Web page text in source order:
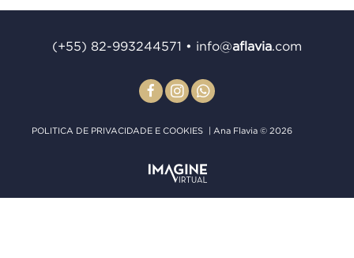
(+55) 82-993244571 • info@aﬂavia.com
POLITICA DE PRIVACIDADE E COOKIES | Ana Flavia © 2026